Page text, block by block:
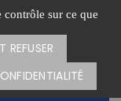
contrôle sur ce que
REFUSER
DON